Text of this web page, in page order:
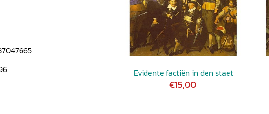
Rolf Hage vijf
Eigenrichting
dat
van schaking te
schakingen biedt
1580-1795 die Rolf
ook een aantal kluchten
Evidente factiën in den staet
€15,00